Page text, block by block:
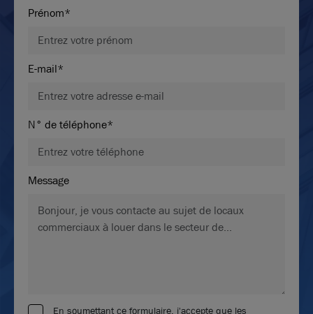
Prénom*
E-mail*
N° de téléphone*
Message
En soumettant ce formulaire, j'accepte que les